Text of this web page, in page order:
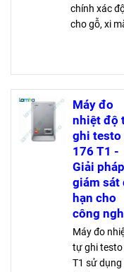
chính xác
cho gỗ, xi
hình đèn
chức năng
HOLD dễ sử
dụng, tiện lợi
cho mọi điều
kiện
Máy đo
nhiệt độ
ghi testo
176 T1 -
Giải pháp
giám sát
hạn cho
công
Máy đo
tự ghi testo
T1 sử dụng